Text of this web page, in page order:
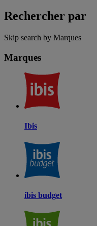
Rechercher par
Skip search by Marques
Marques
Ibis
ibis budget